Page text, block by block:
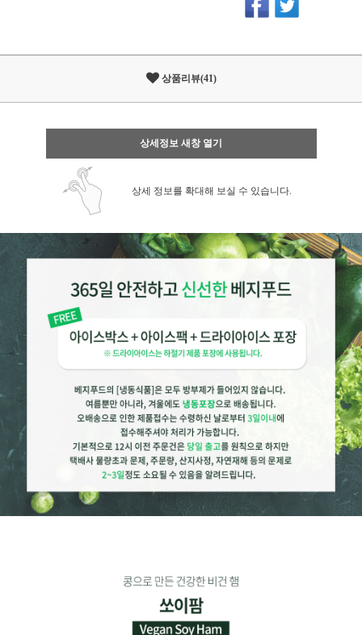
상품리뷰(41)
상세정보 새창 열기
상세 정보를 확대해 보실 수 있습니다.